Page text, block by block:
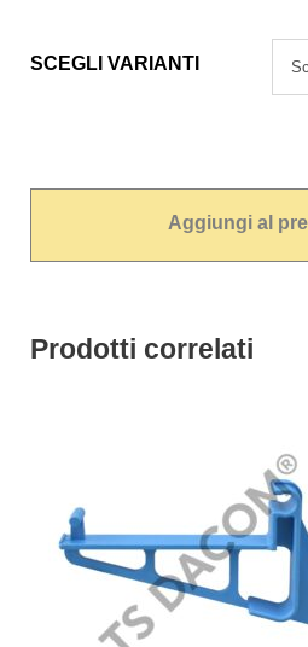
SCEGLI VARIANTI
Aggiungi al
Prodotti correlati